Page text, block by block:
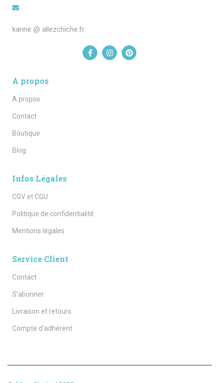
karine @ allezchiche.fr
A propos
A propos
Contact
Boutique
Blog
Infos Légales
CGV et CGU
Politique de confidentialité
Mentions légales
Service Client
Contact
S’abonner
Livraison et retours
Compte d’adhérent